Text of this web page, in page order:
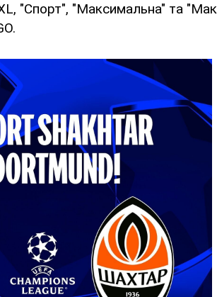
"Спорт", "Максимальна" та